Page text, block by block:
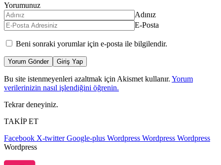
Yorumunuz
Adınız
E-Posta
Beni sonraki yorumlar için e-posta ile bilgilendir.
Yorum Gönder Giriş Yap
Bu site istenmeyenleri azaltmak için Akismet kullanır. Yorum
verilerinizin nasıl işlendiğini öğrenin.
Tekrar deneyiniz.
TAKİP ET
Facebook X-twitter Google-plus Wordpress Wordpress Wordpress
Wordpress